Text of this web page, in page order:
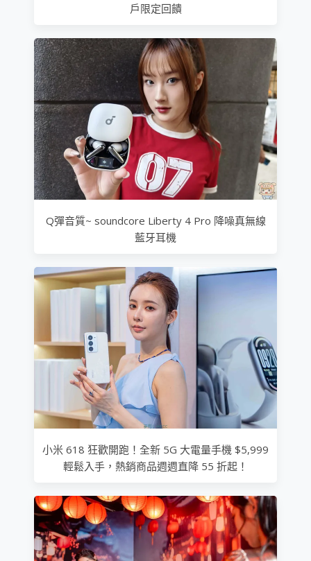
戶限定回饋
Q彈音質~ soundcore Liberty 4 Pro 降噪真無線
藍牙耳機
小米 618 狂歡開跑！全新 5G 大電量手機 $5,999
輕鬆入手，熱銷商品週週直降 55 折起！